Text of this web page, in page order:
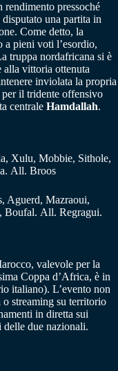
rendimento pressoché
una partita in
Come detto, la
a pieni voti l’esordio,
truppa nordafricana si è
alla vittoria ottenuta
inviolata la propria
il tridente offensivo
centrale Hamdallah.
Xulu, Mobbie, Sithole,
All. Broos
Aguerd, Mazraoui,
Boufal. All. Regragui.
valevole per la
Coppa d’Africa, è in
italiano). L’evento non
o streaming su territorio
in diretta sui
due nazionali.